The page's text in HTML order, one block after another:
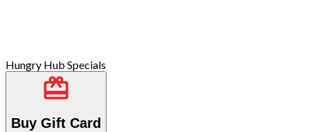
Hungry Hub Specials
Buy Gift Card